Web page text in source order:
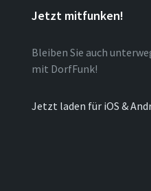
Jetzt mitfunken!
Bleiben Sie auch
mit DorfFunk!
Jetzt laden für iOS &